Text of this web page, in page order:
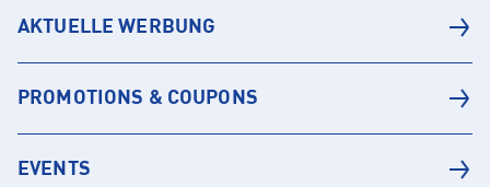
AKTUELLE WERBUNG
PROMOTIONS & COUPONS
EVENTS